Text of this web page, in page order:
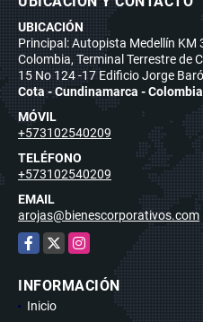
UBICACIÓN
Principal: Autopista Medellín KM
Colombia, Terminal Terrestre de
15 No 124 -17 Edificio Jorge
Cota - Cundinamarca - Colombia
MÓVIL
+573102540209
TELÉFONO
+573102540209
EMAIL
arojas@bienescorporativos.com
Facebook
X Instagram
INFORMACIÓN
Inicio